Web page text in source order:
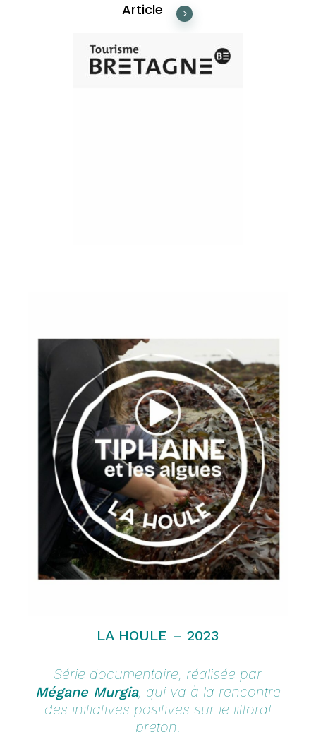
No products in the cart.
Article
LA HOULE – 2023
Série documentaire, réalisée par
Mégane Murgia, qui va à la rencontre
des initiatives positives sur le littoral
breton.